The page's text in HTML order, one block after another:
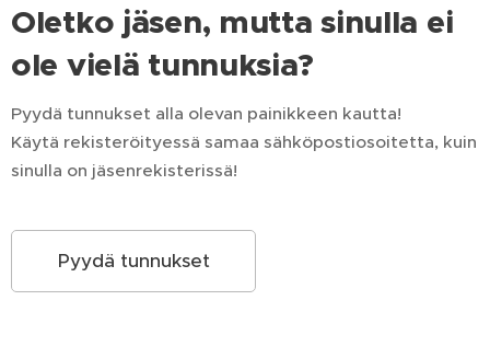
Oletko jäsen, mutta sinulla ei
ole vielä tunnuksia?
Pyydä tunnukset alla olevan painikkeen kautta!
Käytä rekisteröityessä samaa sähköpostiosoitetta, kuin
sinulla on jäsenrekisterissä!
Pyydä tunnukset